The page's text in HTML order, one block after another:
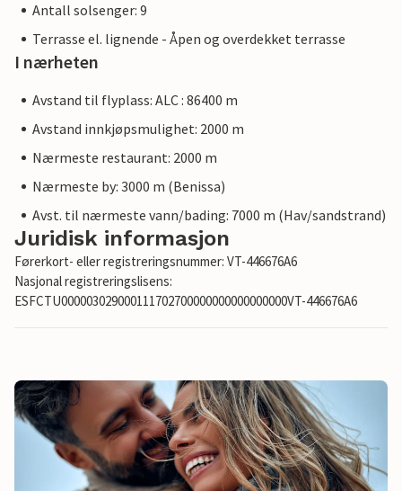
Antall solsenger: 9
Terrasse el. lignende - Åpen og overdekket terrasse
I nærheten
Avstand til flyplass: ALC : 86400 m
Avstand innkjøpsmulighet: 2000 m
Nærmeste restaurant: 2000 m
Nærmeste by: 3000 m (Benissa)
Avst. til nærmeste vann/bading: 7000 m (Hav/sandstrand)
Juridisk informasjon
Førerkort- eller registreringsnummer: VT-446676A6
Nasjonal registreringslisens:
ESFCTU000003029000111702700000000000000000VT-446676A6